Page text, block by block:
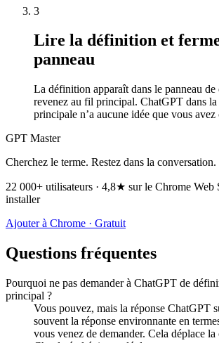
3
Lire la définition et
panneau
La définition apparaît dans le panneau
revenez au fil principal. ChatGPT dans la
principale n’a aucune idée que vous avez
GPT Master
Cherchez le terme. Restez dans la conversation.
22 000+ utilisateurs · 4,8★ sur le Chrome Web
installer
Ajouter à Chrome · Gratuit
Questions fréquentes
Pourquoi ne pas demander à ChatGPT de
principal ?
Vous pouvez, mais la réponse ChatGPT
souvent la réponse environnante en
vous venez de demander. Cela déplace